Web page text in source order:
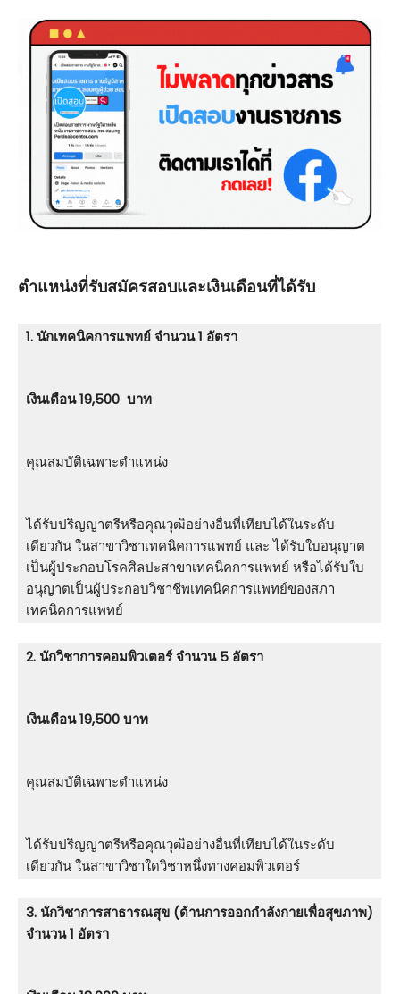
ตําแหน่งที่รับสมัครสอบและเงินเดือนที่ได้รับ
1. นักเทคนิคการแพทย์ จำนวน 1 อัตรา
เงินเดือน 19,500 บาท
คุณสมบัติเฉพาะตำแหน่ง
ได้รับปริญญาตรีหรือคุณวุฒิอย่างอื่นที่เทียบได้ในระดับ
เดียวกัน ในสาขาวิชาเทคนิคการแพทย์ และ ได้รับใบอนุญาต
เป็นผู้ประกอบโรคศิลปะสาขาเทคนิคการแพทย์ หรือได้รับใบ
อนุญาตเป็นผู้ประกอบวิชาชีพเทคนิคการแพทย์ของสภา
เทคนิคการแพทย์
2. นักวิชาการคอมพิวเตอร์ จำนวน 5 อัตรา
เงินเดือน 19,500 บาท
คุณสมบัติเฉพาะตำแหน่ง
ได้รับปริญญาตรีหรือคุณวุฒิอย่างอื่นที่เทียบได้ในระดับ
เดียวกัน ในสาขาวิชาใดวิชาหนึ่งทางคอมพิวเตอร์
3. นักวิชาการสาธารณสุข (ด้านการออกกำลังกายเพื่อสุขภาพ)
จำนวน 1 อัตรา